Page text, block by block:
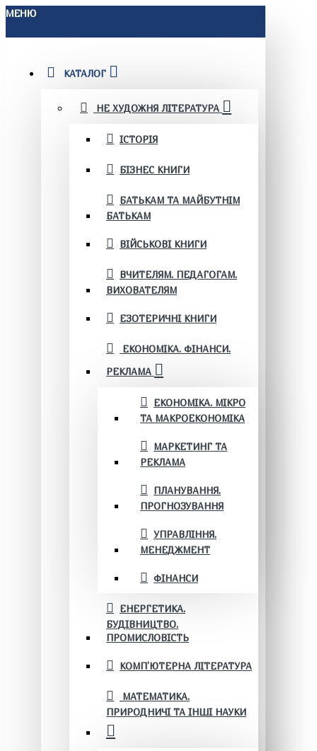
МЕНЮ
КАТАЛОГ
НЕ ХУДОЖНЯ ЛІТЕРАТУРА
ІСТОРІЯ
БІЗНЕС КНИГИ
БАТЬКАМ ТА МАЙБУТНІМ
БАТЬКАМ
ВІЙСЬКОВІ КНИГИ
ВЧИТЕЛЯМ. ПЕДАГОГАМ.
ВИХОВАТЕЛЯМ
ЕЗОТЕРИЧНІ КНИГИ
ЕКОНОМІКА. ФІНАНСИ.
РЕКЛАМА
ЕКОНОМІКА. МІКРО
ТА МАКРОЕКОНОМІКА
МАРКЕТИНГ ТА
РЕКЛАМА
ПЛАНУВАННЯ.
ПРОГНОЗУВАННЯ
УПРАВЛІННЯ.
МЕНЕДЖМЕНТ
ФІНАНСИ
ЕНЕРГЕТИКА.
БУДІВНИЦТВО.
ПРОМИСЛОВІСТЬ
КОМП'ЮТЕРНА ЛІТЕРАТУРА
МАТЕМАТИКА.
ПРИРОДНИЧІ ТА ІНШІ НАУКИ